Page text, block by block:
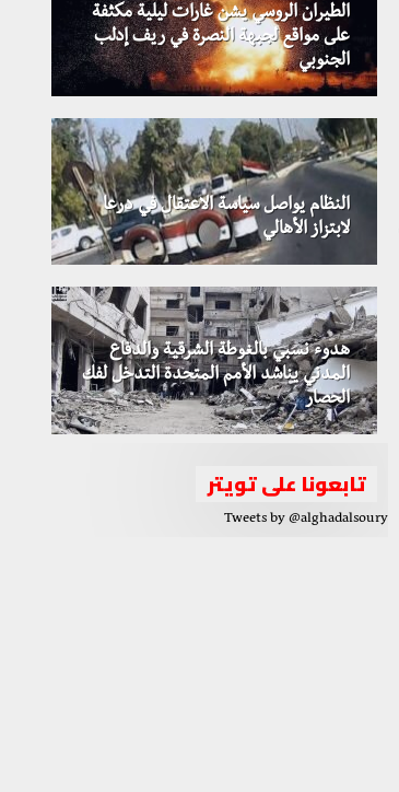
الطيران الروسي يشن غارات ليلية مكثفة
على مواقع لجبهة النصرة في ريف إدلب
الجنوبي
النظام يواصل سياسة الاعتقال في درعا
لابتزاز الأهالي
هدوء نسبي بالغوطة الشرقية والدفاع
المدني يناشد الأمم المتحدة التدخل لفك
الحصار
تابعونا على تويتر
Tweets by @alghadalsoury